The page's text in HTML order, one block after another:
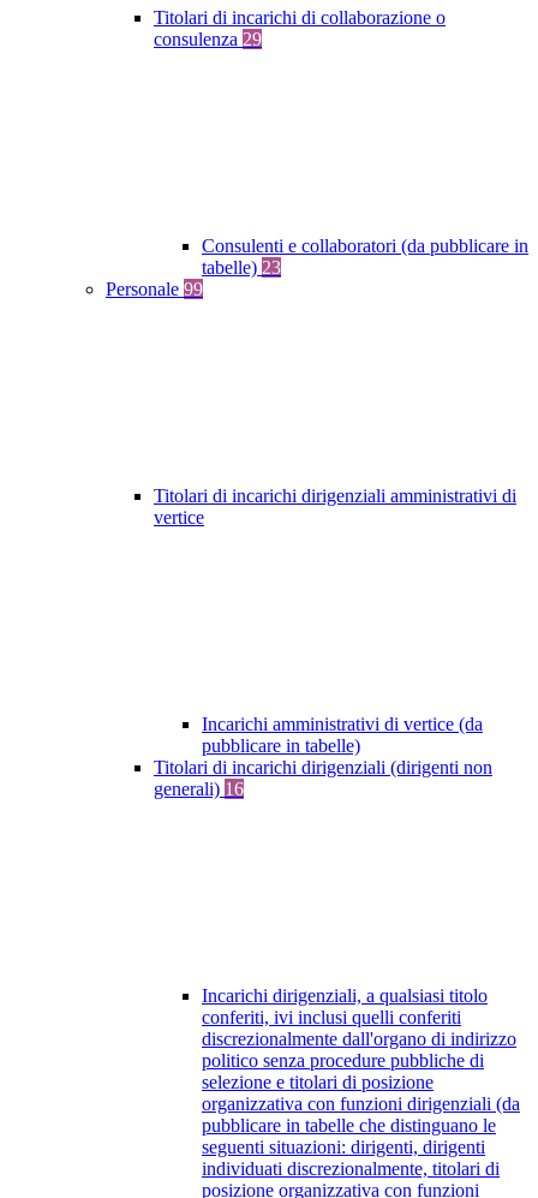
Titolari di incarichi di collaborazione o
consulenza 29
Consulenti e collaboratori (da pubblicare in
tabelle) 23
Personale 99
Titolari di incarichi dirigenziali amministrativi di
vertice
Incarichi amministrativi di vertice (da
pubblicare in tabelle)
Titolari di incarichi dirigenziali (dirigenti non
generali) 16
Incarichi dirigenziali, a qualsiasi titolo
conferiti, ivi inclusi quelli conferiti
discrezionalmente dall'organo di indirizzo
politico senza procedure pubbliche di
selezione e titolari di posizione
organizzativa con funzioni dirigenziali (da
pubblicare in tabelle che distinguano le
seguenti situazioni: dirigenti, dirigenti
individuati discrezionalmente, titolari di
posizione organizzativa con funzioni